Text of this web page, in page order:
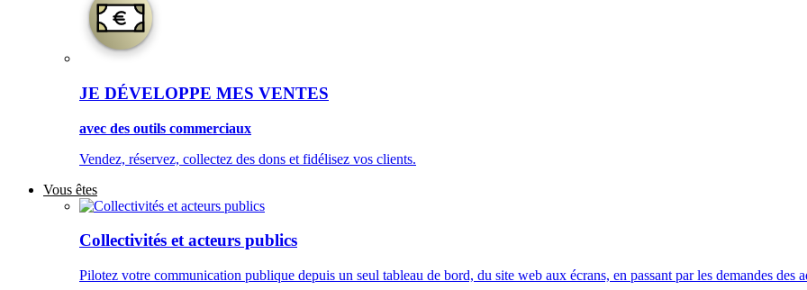
JE DÉVELOPPE MES VENTES
avec des outils commerciaux
Vendez, réservez, collectez des dons et fidélisez vos clients.
Vous êtes
Collectivités et acteurs publics
Pilotez votre communication publique depuis un seul tableau de bord, du site web aux écrans, en passant par les demandes des